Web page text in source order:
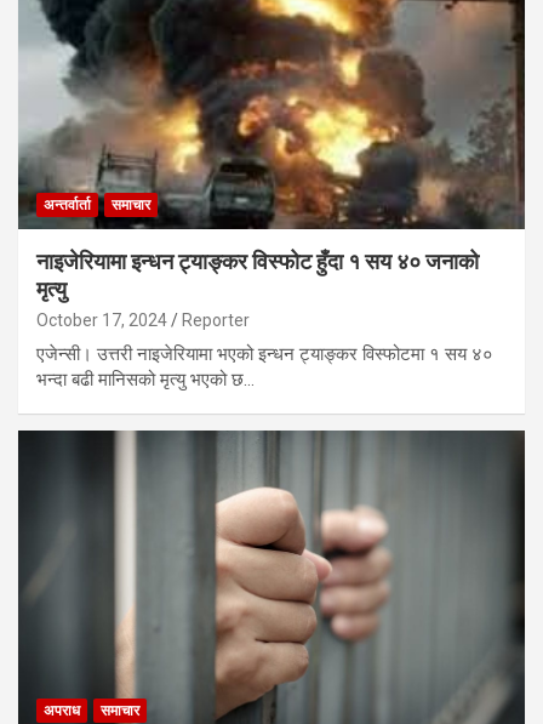
अन्तर्वार्ता समाचार
नाइजेरियामा इन्धन ट्याङ्कर विस्फोट हुँदा १ सय ४० जनाको
मृत्यु
October 17, 2024 Reporter
एजेन्सी। उत्तरी नाइजेरियामा भएको इन्धन ट्याङ्कर विस्फोटमा १ सय ४०
भन्दा बढी मानिसको मृत्यु भएको छ…
अपराध समाचार